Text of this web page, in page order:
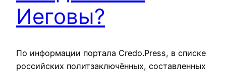
Иеговы?
По информации портала Credo.Press, в списке
российских политзаключённых, составленных